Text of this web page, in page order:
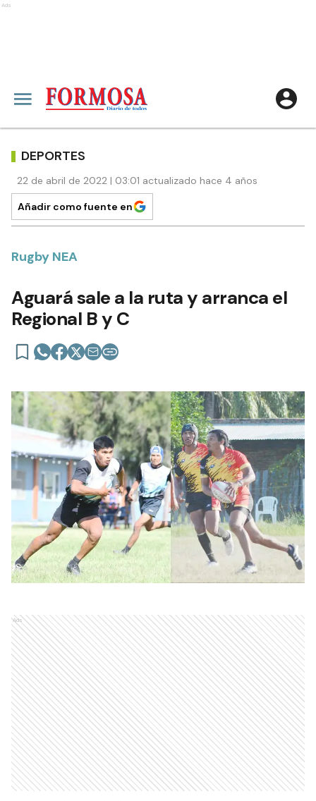
Ads
DEPORTES
22 de abril de 2022 | 03:01 actualizado hace 4 años
Añadir como fuente en
Rugby NEA
Aguará sale a la ruta y arranca el
Regional B y C
Ads